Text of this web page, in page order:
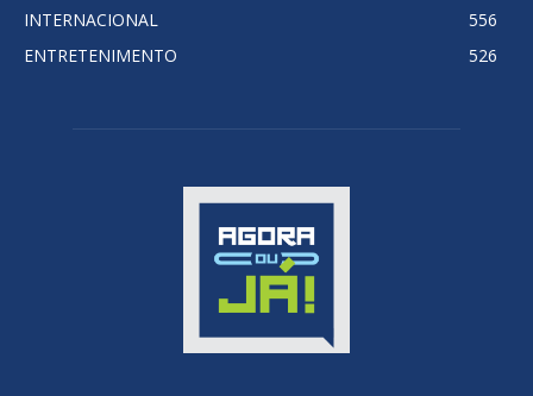
INTERNACIONAL
556
ENTRETENIMENTO
526